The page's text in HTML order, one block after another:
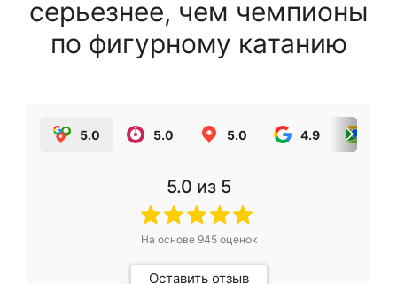
серьезнее, чем чемпионы
по фигурному катанию
5.0 5.0 5.0 4.9
5.0 из 5
На основе 945оценок
Оставить отзыв